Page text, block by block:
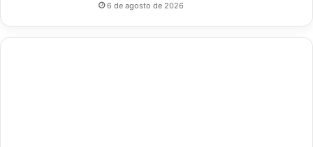
6 de agosto de 2026